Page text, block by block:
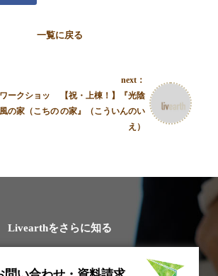
一覧に戻る
ワークショッ
の家（こちの
next：
【祝・上棟！】『光陰
の家』（こういんのい
え）
Livearthをさらに知る